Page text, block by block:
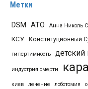
Метки
DSM АТО Анна Николь
КСУ Конституционный
гипертимность детский
индустрия смерти
киев лечение лоботомия